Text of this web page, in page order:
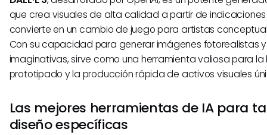
que crea visuales de alta calidad a partir de
convierte en un cambio de juego para artistas
Con su capacidad para generar imágenes fotorealistas
imaginativas, sirve como una herramienta valiosa para la
prototipado y la producción rápida de activos visuales
Las mejores herramientas de IA para
diseño específicas